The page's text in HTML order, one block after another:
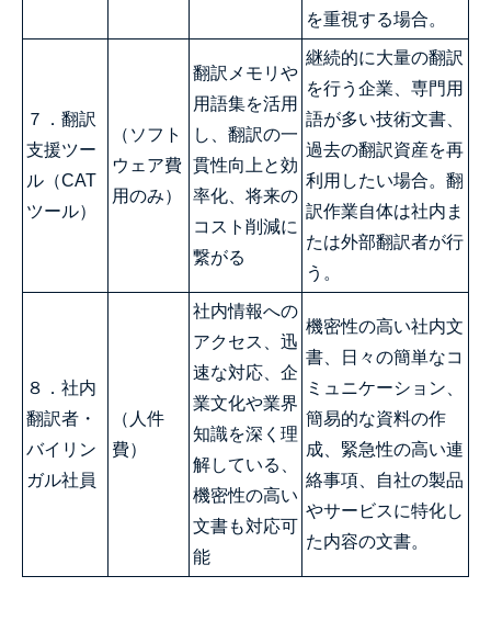
を重視する場合。
７．翻訳
支援ツー
ル（CAT
ツール）
（ソフト
ウェア費
用のみ）
翻訳メモリや
用語集を活用
し、翻訳の一
貫性向上と効
率化、将来の
コスト削減に
繋がる
継続的に大量の翻訳
を行う企業、専門用
語が多い技術文書、
過去の翻訳資産を再
利用したい場合。翻
訳作業自体は社内ま
たは外部翻訳者が行
う。
８．社内
翻訳者・
バイリン
ガル社員
（人件
費）
社内情報への
アクセス、迅
速な対応、企
業文化や業界
知識を深く理
解している、
機密性の高い
文書も対応可
能
機密性の高い社内文
書、日々の簡単なコ
ミュニケーション、
簡易的な資料の作
成、緊急性の高い連
絡事項、自社の製品
やサービスに特化し
た内容の文書。